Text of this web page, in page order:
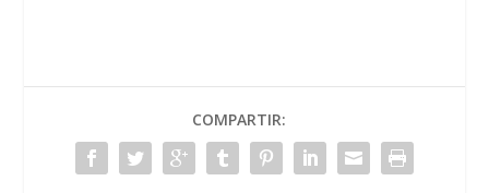
COMPARTIR: